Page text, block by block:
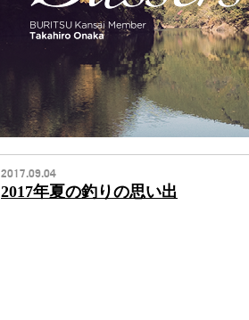
2017.09.04
2017年夏の釣りの思い出